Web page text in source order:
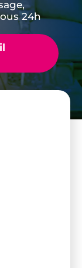
24h